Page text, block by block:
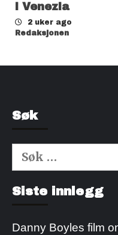
i Venezia
2 uker ago
Redaksjonen
Søk
Søk
etter:
Siste innlegg
Danny Boyles film